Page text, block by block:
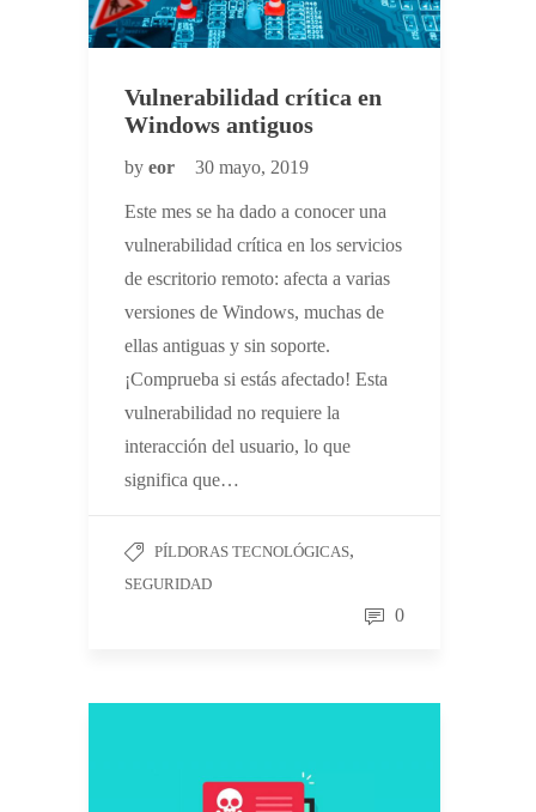
Vulnerabilidad crítica en
Windows antiguos
by eor 30 mayo, 2019
Este mes se ha dado a conocer una
vulnerabilidad crítica en los servicios
de escritorio remoto: afecta a varias
versiones de Windows, muchas de
ellas antiguas y sin soporte.
¡Comprueba si estás afectado! Esta
vulnerabilidad no requiere la
interacción del usuario, lo que
significa que…
PÍLDORAS TECNOLÓGICAS,
SEGURIDAD
0